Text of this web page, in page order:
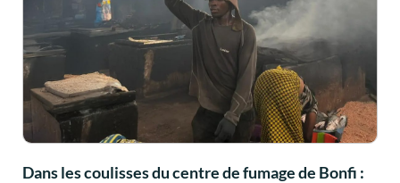
Dans les coulisses du centre de fumage de Bonfi :